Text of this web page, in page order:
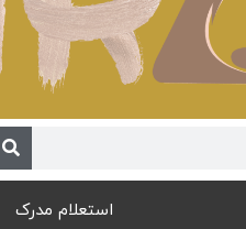
استعلام مدرک